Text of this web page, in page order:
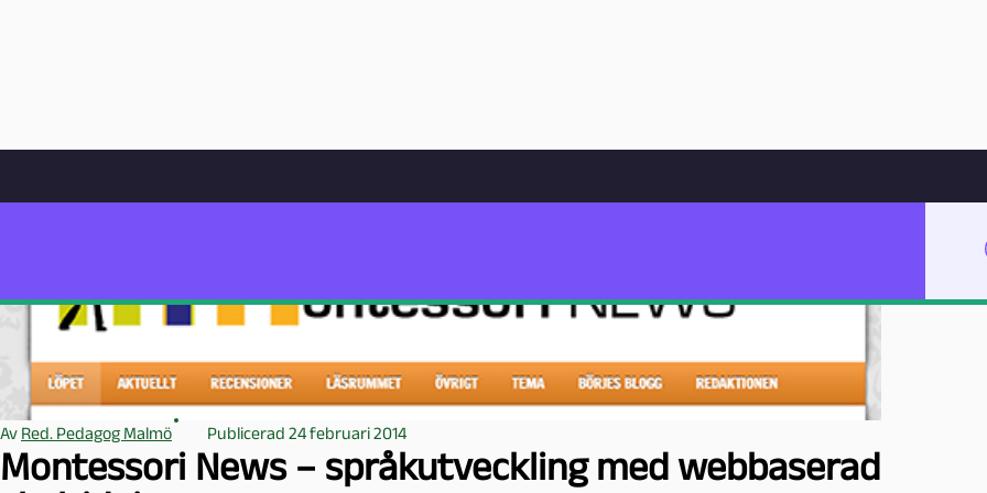
Hoppa till innehåll
g
M
a
Av Red. Pedagog Malmö Publicerad 24 februari 2014
Montessori News – språkutveckling med webbaserad